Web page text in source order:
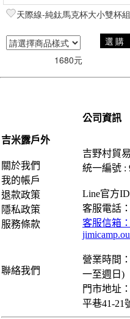
天際線-純鈦馬克杯大小雙杯組
選購
1680元